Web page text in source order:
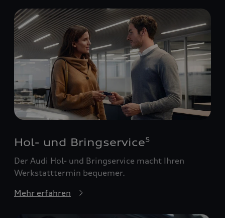
Hol- und Bringservice5
Der Audi Hol- und Bringservice macht Ihren
Werkstatttermin bequemer.
Mehr erfahren